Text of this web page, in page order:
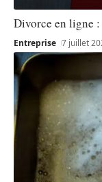
Divorce en ligne :
Entreprise 7 juillet